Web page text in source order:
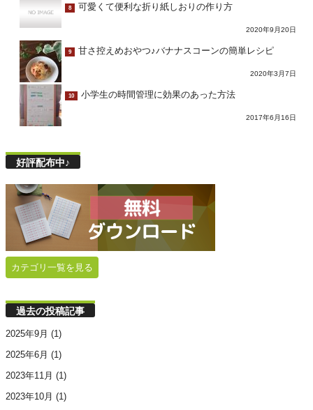
8 可愛くて便利な折り紙しおりの作り方
2020年9月20日
9 甘さ控えめおやつ♪バナナスコーンの簡単レシピ
2020年3月7日
10 小学生の時間管理に効果のあった方法
2017年6月16日
好評配布中♪
カテゴリ一覧を見る
過去の投稿記事
2025年9月 (1)
2025年6月 (1)
2023年11月 (1)
2023年10月 (1)